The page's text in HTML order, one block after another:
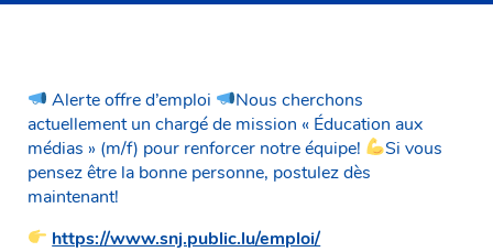
Alerte offre d’emploi
Nous cherchons
actuellement un chargé de mission « Éducation aux
médias » (m/f) pour renforcer notre équipe!
Si vous
pensez être la bonne personne, postulez dès
maintenant!
https://www.snj.public.lu/emploi/